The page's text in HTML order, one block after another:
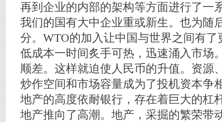
再到企业的内部的架构等方面进行了一
我们的国有大中企业重或新生。也为随
分。WTO的加入让中国与世界之间有
低成本一时间炙手可热，迅速涌入市场
顺差。这样就迫使人民币的升值。资源
炒作空间和市场容量成为了投机资本争
地产的高度依耐银行，存在着巨大的杠
地产推向了高潮。地产，采掘的繁荣带